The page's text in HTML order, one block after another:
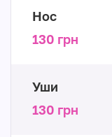
Нос
130 грн
Уши
130 грн